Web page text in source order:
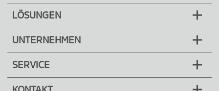
LÖSUNGEN
UNTERNEHMEN
SERVICE